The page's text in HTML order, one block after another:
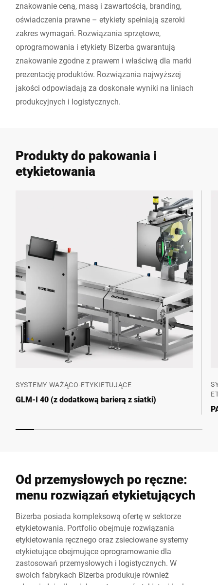
znakowanie ceną, masą i zawartością, branding,
oświadczenia prawne – etykiety spełniają szeroki
zakres wymagań. Rozwiązania sprzętowe,
oprogramowania i etykiety Bizerba gwarantują
znakowanie zgodne z prawem i właściwą dla marki
prezentację produktów. Rozwiązania najwyższej
jakości odpowiadają za doskonałe wyniki na liniach
produkcyjnych i logistycznych.
Produkty do pakowania i
etykietowania
SYSTEMY WAŻĄCO-ETYKIETUJĄCE
GLM-I 40 (z dodatkową barierą z siatki)
Od przemysłowych po ręczne:
menu rozwiązań etykietujących
Bizerba posiada kompleksową ofertę w sektorze
etykietowania. Portfolio obejmuje rozwiązania
etykietowania ręcznego oraz zsieciowane systemy
etykietujące obejmujące oprogramowanie dla
zastosowań przemysłowych i logistycznych. W
swoich fabrykach Bizerba produkuje również